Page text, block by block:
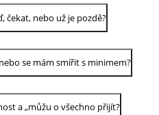
nebo už je pozdě?
se mám smířit s minimem?
a „můžu o všechno přijít?